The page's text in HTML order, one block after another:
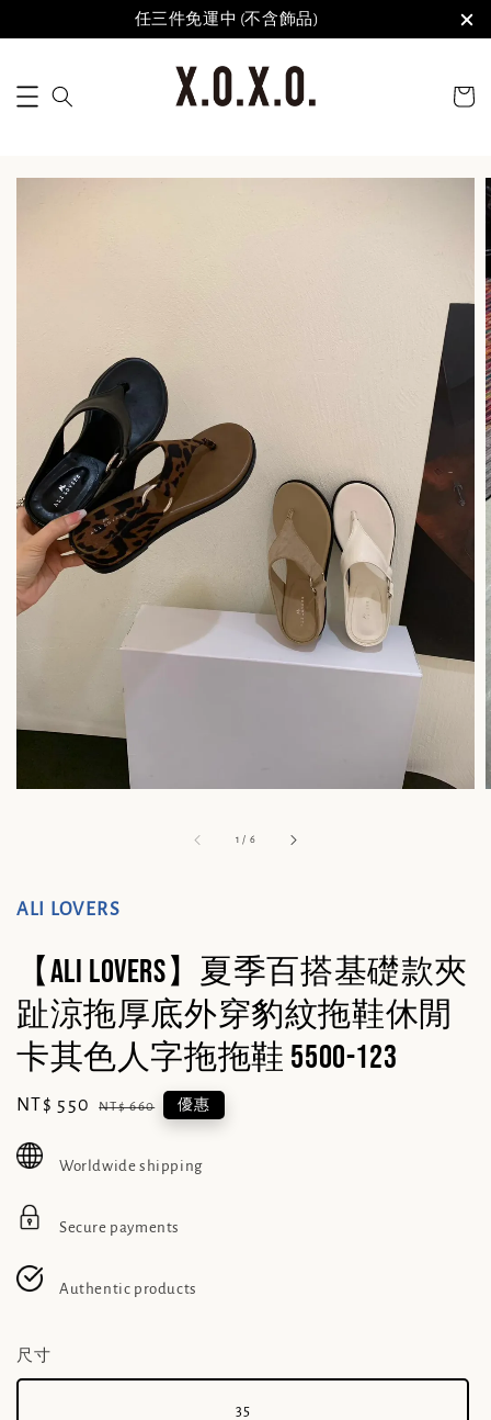
任三件免運中 (不含飾品)
1 / 6
ALI LOVERS
【ALI LOVERS】夏季百搭基礎款夾
趾涼拖厚底外穿豹紋拖鞋休閒
卡其色人字拖拖鞋 5500-123
Sale
NT$ 550 Regular
NT$ 660 優惠
Worldwide shipping
Secure payments
Authentic products
尺寸
35